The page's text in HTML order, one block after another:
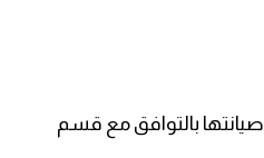
بالتوافق مع قسم